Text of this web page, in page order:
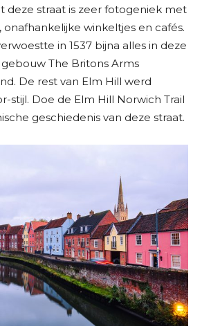
deze straat is zeer fotogeniek met
onafhankelijke winkeltjes en cafés.
in 1537 bijna alles in deze
The Britons Arms
De rest van Elm Hill werd
stijl. Doe de Elm Hill Norwich Trail
geschiedenis van deze straat.